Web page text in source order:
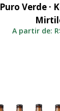
Puro Verde ·
A partir de: